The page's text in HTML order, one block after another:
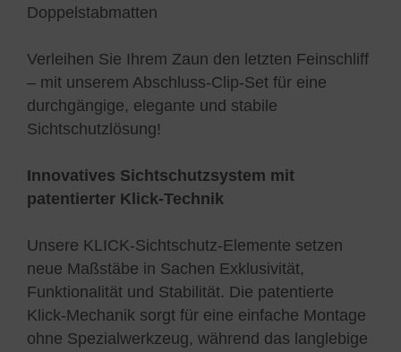
Doppelstabmatten
Verleihen Sie Ihrem Zaun den letzten Feinschliff
– mit unserem Abschluss-Clip-Set für eine
durchgängige, elegante und stabile
Sichtschutzlösung!
Innovatives Sichtschutzsystem mit
patentierter Klick-Technik
Unsere KLICK-Sichtschutz-Elemente setzen
neue Maßstäbe in Sachen Exklusivität,
Funktionalität und Stabilität. Die patentierte
Klick-Mechanik sorgt für eine einfache Montage
ohne Spezialwerkzeug, während das langlebige